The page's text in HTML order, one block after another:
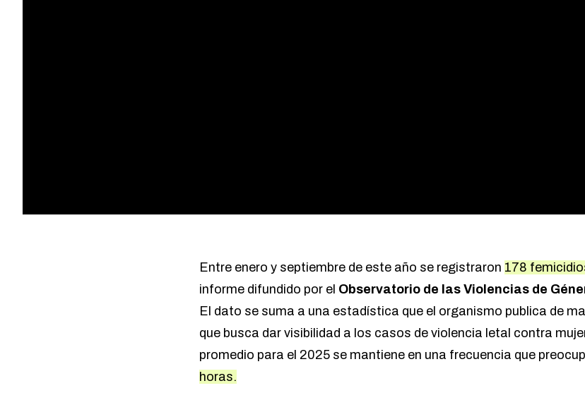
Entre enero y septiembre de este año se registraron 178
informe difundido por el Observatorio de las Violencias de
El dato se suma a una estadística que el organismo publica de
que busca dar visibilidad a los casos de violencia letal contra
promedio para el 2025 se mantiene en una frecuencia que
horas.